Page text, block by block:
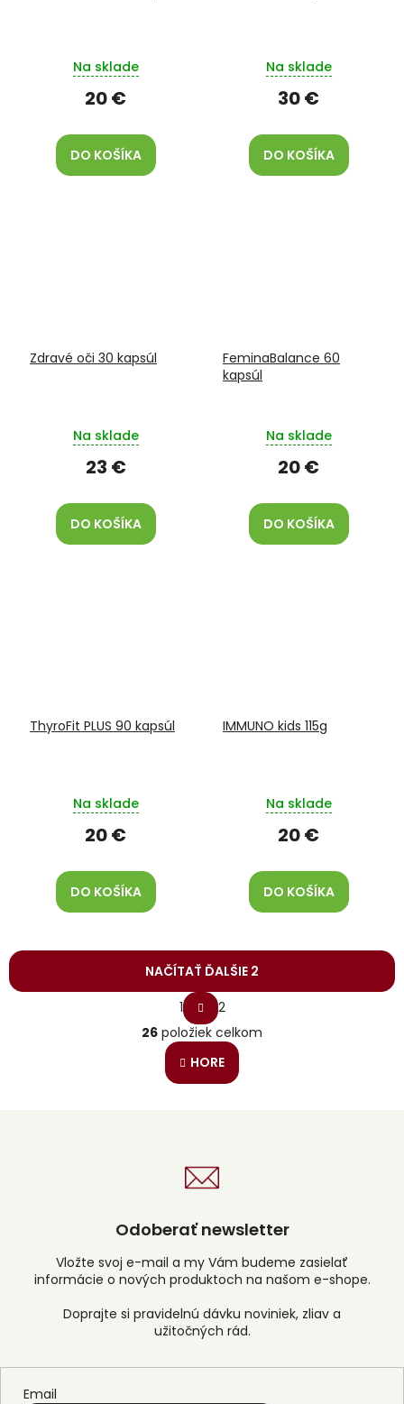
Na sklade
20 €
DO KOŠÍKA
Na sklade
30 €
DO KOŠÍKA
Zdravé oči 30 kapsúl
Na sklade
23 €
DO KOŠÍKA
FeminaBalance 60
kapsúl
Na sklade
20 €
DO KOŠÍKA
ThyroFit PLUS 90 kapsúl
Na sklade
20 €
DO KOŠÍKA
IMMUNO kids 115g
Na sklade
20 €
DO KOŠÍKA
O
v
l
e
p
r
k
v
ý
i
s
NAČÍTAŤ ĎALŠIE 2
S
t
r
á
n
o
e
1
2
26 položiek celkom
HORE
Odoberať newsletter
Vložte svoj e-mail a my Vám budeme zasielať
informácie o nových produktoch na našom e-shope.
Email